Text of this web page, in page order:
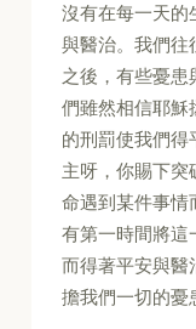
沒有在每一天的
與醫治。我們往
之後，有些憂
們雖然相信耶穌
的刑罰使我們得
主呀，你賜下突
命遇到某件事情
有第一時間將這
而得著平安與醫
擔我們一切的憂